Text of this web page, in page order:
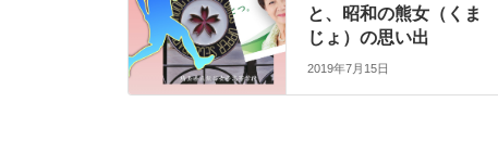
と、昭和の熊女（くま
じょ）の思い出
2019年7月15日